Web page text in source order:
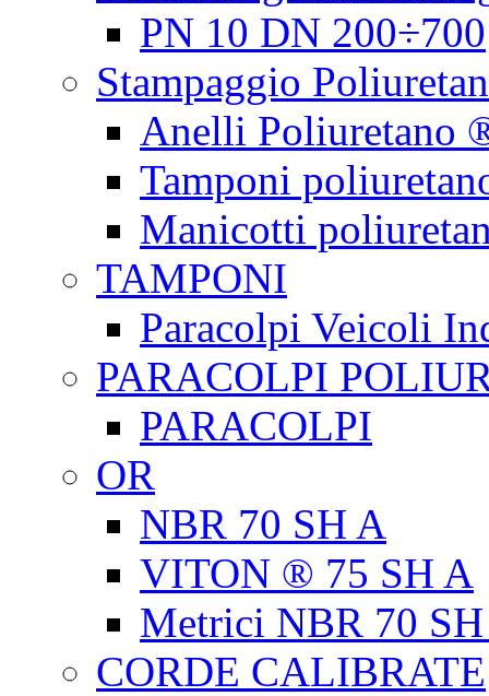
PN 10 DN 200÷700
Stampaggio
Anelli Poliuretano
Tamponi
Manicotti
TAMPONI
Paracolpi Veicoli
PARACOLPI
PARACOLPI
OR
NBR 70 SH A
VITON ® 75 SH A
Metrici NBR 70
CORDE CALIBRATE